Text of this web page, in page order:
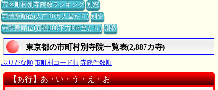
市区町村別寺院数ランキング 別窓
寺院数順位(人口10万人当たり) 別窓
寺院数順位(面積100平方Km当たり) 別窓
東京都の市町村別寺院一覧表(2,887カ寺)
ぶりがな順 市町村コード順 寺院件数順
【あ行】あ・い・う・え・お